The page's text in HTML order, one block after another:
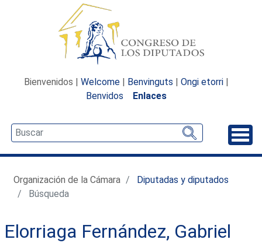
Bienvenidos | Welcome | Benvinguts | Ongi etorri |
Benvidos
Enlaces
Organización de la Cámara
Diputadas y diputados
Búsqueda
Elorriaga Fernández, Gabriel